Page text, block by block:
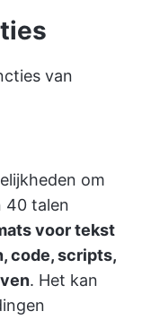
van
om
40 talen
voor tekst
code, scripts,
. Het kan